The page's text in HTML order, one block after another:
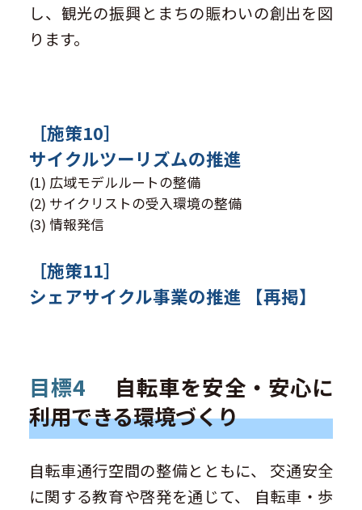
し、観光の振興とまちの賑わいの創出を図
ります。
［施策10］
サイクルツーリズムの推進
(1) 広域モデルルートの整備
(2) サイクリストの受入環境の整備
(3) 情報発信
［施策11］
シェアサイクル事業の推進 【再掲】
目標4
自転車を安全・安心に
利用できる環境づくり
自転車通行空間の整備とともに、 交通安全
に関する教育や啓発を通じて、 自転車・歩